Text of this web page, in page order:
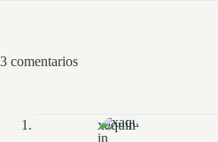
3 comentarios
xaquin